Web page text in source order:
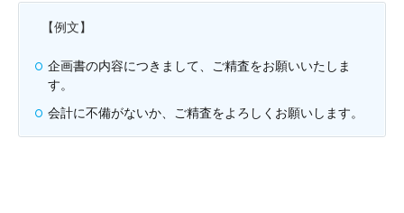
【例文】
企画書の内容につきまして、ご精査をお願いいたしま
す。
会計に不備がないか、ご精査をよろしくお願いします。